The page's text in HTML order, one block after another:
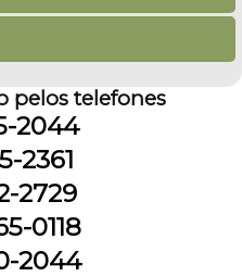
pelos telefones
2044
2361
2729
0118
2044